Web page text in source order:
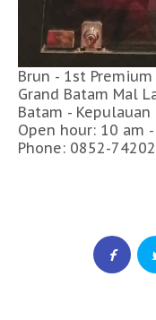
Brun - 1st
Grand Batam Mal
Batam - Kepulauan
Open hour: 10 am
Phone: 0852-